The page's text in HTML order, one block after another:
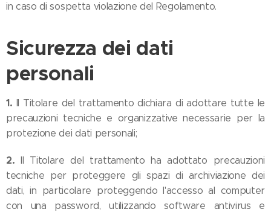
in caso di sospetta violazione del Regolamento.
Sicurezza dei dati
personali
1. Il Titolare del trattamento dichiara di adottare tutte le
precauzioni tecniche e organizzative necessarie per la
protezione dei dati personali;
2. Il Titolare del trattamento ha adottato precauzioni
tecniche per proteggere gli spazi di archiviazione dei
dati, in particolare proteggendo l'accesso al computer
con una password, utilizzando software antivirus e